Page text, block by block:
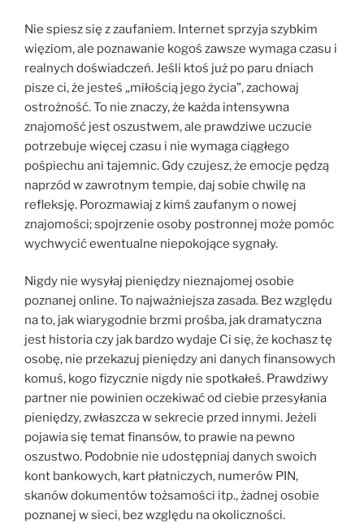
Nie spiesz się z zaufaniem. Internet sprzyja szybkim
więziom, ale poznawanie kogoś zawsze wymaga czasu i
realnych doświadczeń. Jeśli ktoś już po paru dniach
pisze ci, że jesteś „miłością jego życia”, zachowaj
ostrożność. To nie znaczy, że każda intensywna
znajomość jest oszustwem, ale prawdziwe uczucie
potrzebuje więcej czasu i nie wymaga ciągłego
pośpiechu ani tajemnic. Gdy czujesz, że emocje pędzą
naprzód w zawrotnym tempie, daj sobie chwilę na
refleksję. Porozmawiaj z kimś zaufanym o nowej
znajomości; spojrzenie osoby postronnej może pomóc
wychwycić ewentualne niepokojące sygnały.
Nigdy nie wysyłaj pieniędzy nieznajomej osobie
poznanej online. To najważniejsza zasada. Bez względu
na to, jak wiarygodnie brzmi prośba, jak dramatyczna
jest historia czy jak bardzo wydaje Ci się, że kochasz tę
osobę, nie przekazuj pieniędzy ani danych finansowych
komuś, kogo fizycznie nigdy nie spotkałeś. Prawdziwy
partner nie powinien oczekiwać od ciebie przesyłania
pieniędzy, zwłaszcza w sekrecie przed innymi. Jeżeli
pojawia się temat finansów, to prawie na pewno
oszustwo. Podobnie nie udostępniaj danych swoich
kont bankowych, kart płatniczych, numerów PIN,
skanów dokumentów tożsamości itp., żadnej osobie
poznanej w sieci, bez względu na okoliczności.